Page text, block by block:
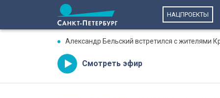
НАЦПРОЕКТЫ
Александр Бельский встретился с жителями
Смотреть эфир